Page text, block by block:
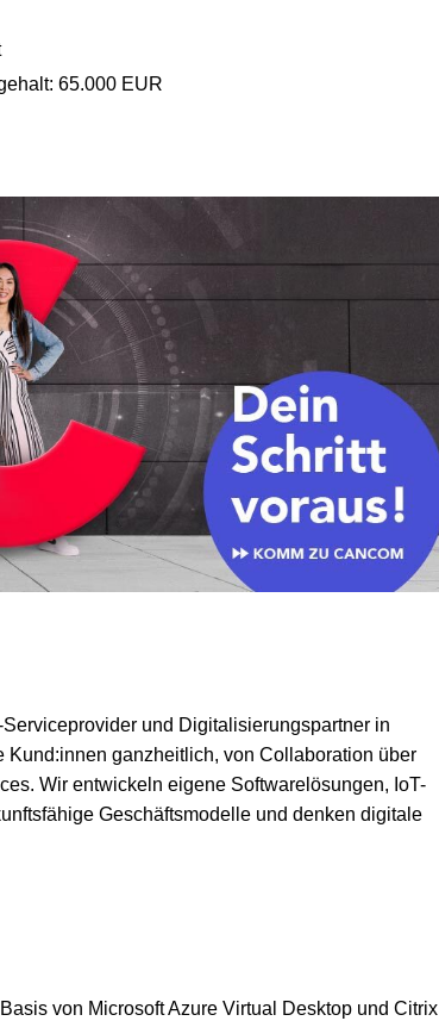
65.000 EUR
und Digitalisierungspartner in
Kund:innen ganzheitlich, von Collaboration über
Wir entwickeln eigene Softwarelösungen, IoT-
Geschäftsmodelle und denken digitale
von Microsoft Azure Virtual Desktop und Citrix